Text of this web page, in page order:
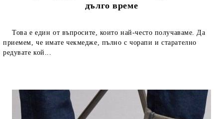
дълго време
Това е един от въпросите, които най-често получаваме. Да
приемем, че имате чекмедже, пълно с чорапи и старателно
редувате кой...